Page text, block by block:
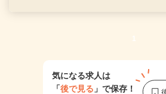
1
気になる求人は
「後で見る 」で保存！